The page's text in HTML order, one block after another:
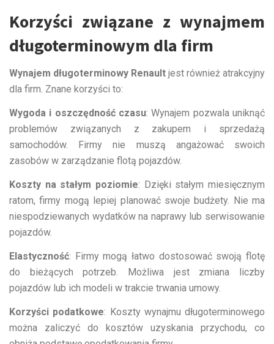
Korzyści związane z wynajmem
długoterminowym dla firm
Wynajem długoterminowy Renault jest również atrakcyjny
dla firm. Znane korzyści to:
Wygoda i oszczędność czasu: Wynajem pozwala uniknąć
problemów związanych z zakupem i sprzedażą
samochodów. Firmy nie muszą angażować swoich
zasobów w zarządzanie flotą pojazdów.
Koszty na stałym poziomie: Dzięki stałym miesięcznym
ratom, firmy mogą lepiej planować swoje budżety. Nie ma
niespodziewanych wydatków na naprawy lub serwisowanie
pojazdów.
Elastyczność: Firmy mogą łatwo dostosować swoją flotę
do bieżących potrzeb. Możliwa jest zmiana liczby
pojazdów lub ich modeli w trakcie trwania umowy.
Korzyści podatkowe: Koszty wynajmu długoterminowego
można zaliczyć do kosztów uzyskania przychodu, co